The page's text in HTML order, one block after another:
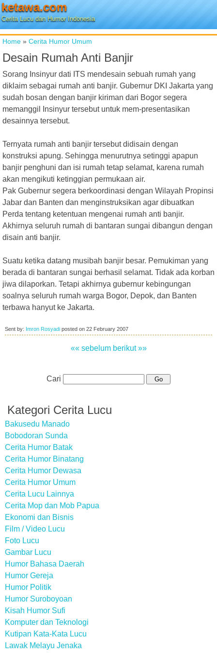
ketawa.com
Cerita Lucu dan Humor Indonesia
Home » Cerita Humor Umum
Desain Rumah Anti Banjir
Sorang Insinyur dati ITS mendesain sebuah rumah yang
diklaim sebagai rumah anti banjir. Gubernur DKI Jakarta yang
sudah bosan dengan banjir kiriman dari Bogor segera
memanggil Insinyur tersebut untuk mem-presentasikan
desainnya tersebut.
Ternyata rumah anti banjir tersebut didisain dengan
konstruksi apung. Sehingga menurutnya setinggi apapun
banjir penghuni dan isi rumah tetap selamat, karena rumah
akan mengikuti ketinggian permukaan air.
Pak Gubernur segera berkoordinasi dengan Wilayah Propinsi
Jabar dan Banten dan menginstruksikan agar dibuatkan
Perda tentang ketentuan mengenai rumah anti banjir.
Akhirnya seluruh rumah di bantaran sungai dibangun dengan
disain anti banjir.
Suatu ketika datang musibah banjir besar. Pemukiman yang
berada di bantaran sungai berhasil selamat. Tidak ada korban
jiwa dilaporkan. Tetapi akhirnya gubernur kebingungan
soalnya seluruh rumah warga Bogor, Depok, dan Banten
terbawa hanyut ke Jakarta.
Sent by: Imron Rosyadi posted on 22 February 2007
«« sebelum berikut »»
Cari
Kategori Cerita Lucu
Bakusedu Manado
Bobodoran Sunda
Cerita Humor Batak
Cerita Humor Binatang
Cerita Humor Dewasa
Cerita Humor Umum
Cerita Lucu Lainnya
Cerita Mop dan Mob Papua
Ekonomi dan Bisnis
Film / Video Lucu
Foto Lucu
Gambar Lucu
Humor Bahasa Daerah
Humor Gereja
Humor Politik
Humor Suroboyoan
Kisah Humor Sufi
Komputer dan Teknologi
Kutipan Kata-Kata Lucu
Lawak Melayu Jenaka